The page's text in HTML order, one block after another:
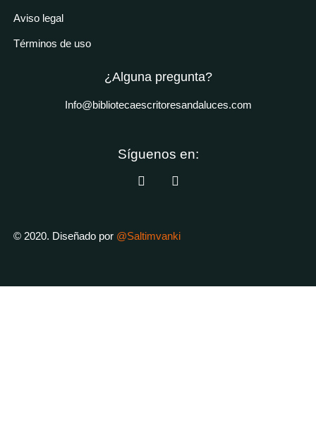
Aviso legal
Términos de uso
¿Alguna pregunta?
Info@bibliotecaescritoresandaluces.com
© 2020. Diseñado por @Saltimvanki
Síguenos en: